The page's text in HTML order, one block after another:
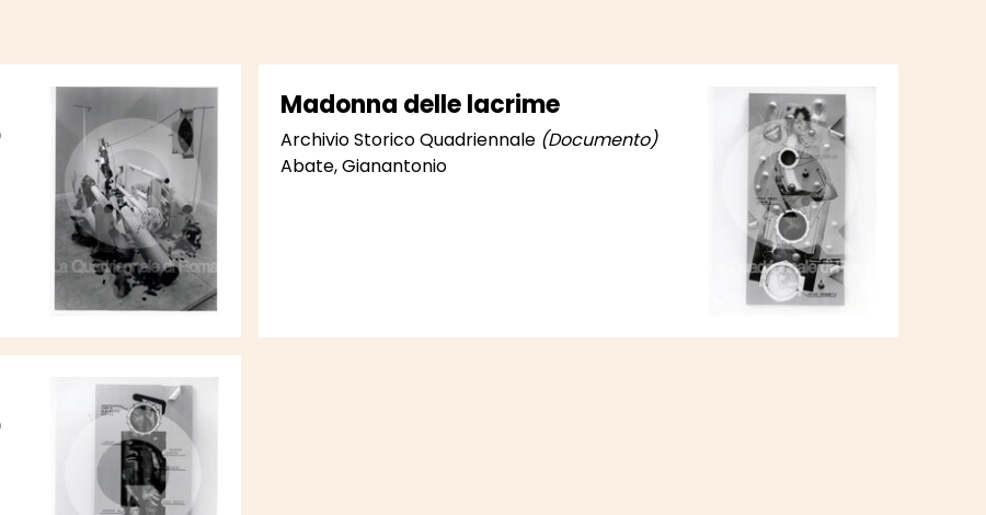
Madonna delle lacrime
Archivio Storico Quadriennale (Documento)
Abate, Gianantonio